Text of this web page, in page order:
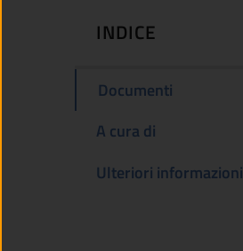
INDICE
Documenti
A cura di
Ulteriori informazioni